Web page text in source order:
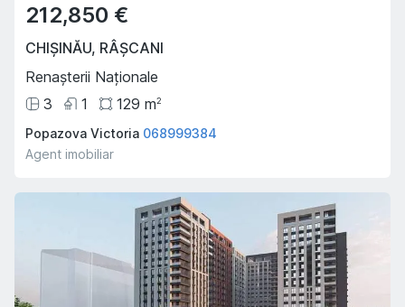
212,850 €
CHIȘINĂU, RÂȘCANI
Renașterii Naționale
3
1 129 m2
Popazova Victoria 068999384
Agent imobiliar